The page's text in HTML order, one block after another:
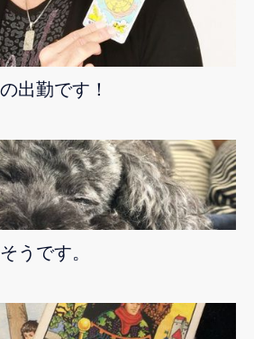
出勤です！
うです。